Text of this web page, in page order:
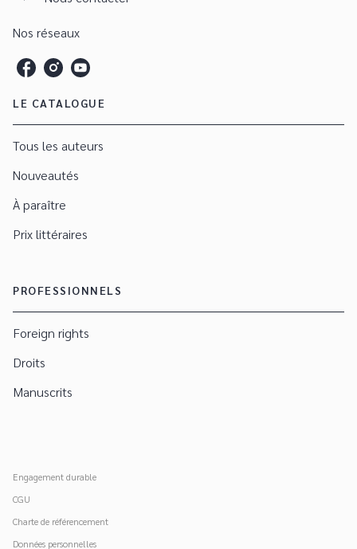
Nos réseaux
LE CATALOGUE
Tous les auteurs
Nouveautés
À paraître
Prix littéraires
PROFESSIONNELS
Foreign rights
Droits
Manuscrits
Engagement durable
CGU
Charte de référencement
Données personnelles